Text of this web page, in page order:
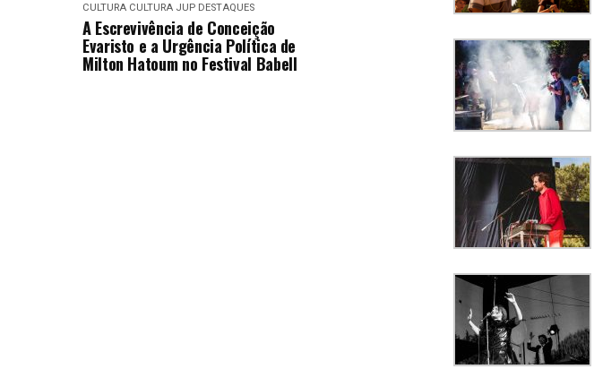
CULTURA CULTURA JUP DESTAQUES
A Escrevivência de Conceição
Evaristo e a Urgência Política de
Milton Hatoum no Festival Babell